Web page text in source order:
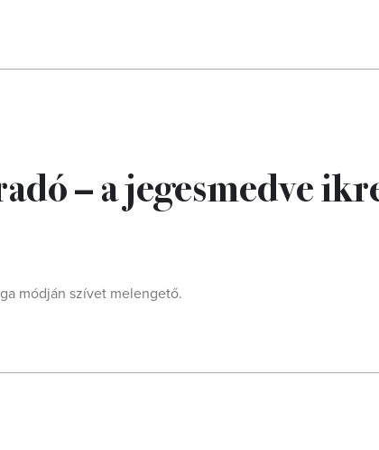
– a jegesmedve
módján szívet melengető.